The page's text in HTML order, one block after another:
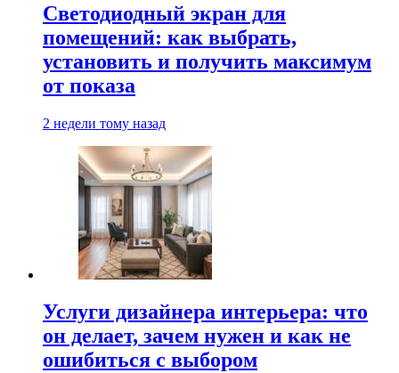
Светодиодный экран для
помещений: как выбрать,
установить и получить максимум
от показа
2 недели тому назад
Услуги дизайнера интерьера: что
он делает, зачем нужен и как не
ошибиться с выбором